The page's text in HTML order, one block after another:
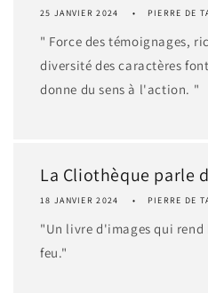
25 JANVIER 2024 PIERRE DE
" Force des témoignages,
diversité des caractères
donne du sens à l'action. "
La Cliothèque parle
18 JANVIER 2024 PIERRE DE
"Un livre d'images qui rend
feu."